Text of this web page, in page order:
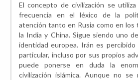
El concepto de civilización se
frecuencia en el léxico de la
atención tanto en Rusia como en
la India y China. Sigue siendo uno
identidad europea. Irán es percibido
particular, incluso por sus propios
puede ponerse en duda la
civilización islámica. Aunque no